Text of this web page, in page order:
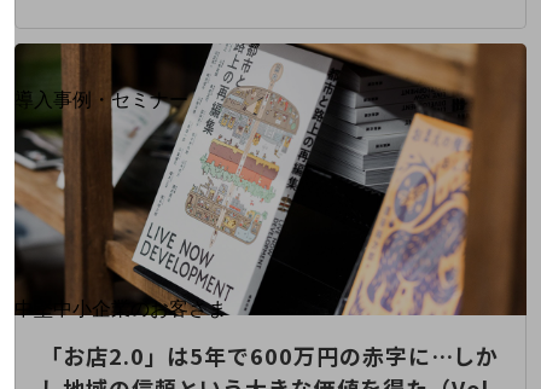
サービスをご利用中のお客さま
導入事例・セミナー
導入事例TOP
最新の導入事例や注目の導入事例をご紹介します
セミナー
開催・出展する各種セミナー、イベント情報をご紹介します
別ウィンドウで開きます
中堅中小企業のお客さま
ビジネスお役立ち情報
「お店2.0」は5年で600万円の赤字に…しか